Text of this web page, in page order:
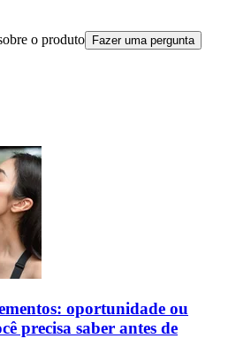
o produto Fazer uma pergunta
oportunidade ou
precisa saber antes de